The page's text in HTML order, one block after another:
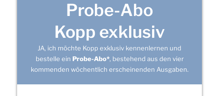
Probe-Abo
Kopp exklusiv
JA, ich möchte Kopp exklusiv kennenlernen und
bestelle ein Probe-Abo*, bestehend aus den vier
kommenden wöchentlich erscheinenden Ausgaben.